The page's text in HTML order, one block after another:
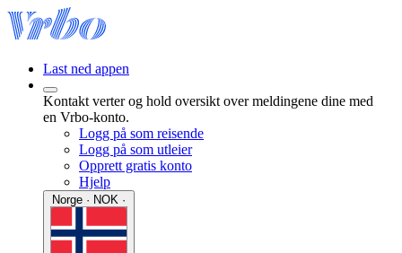
Last ned appen
Kontakt verter og hold oversikt over meldingene dine med
en Vrbo-konto.
Logg på som reisende
Logg på som utleier
Opprett gratis konto
Hjelp